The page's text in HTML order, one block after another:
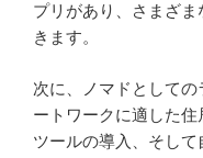
プリがあり、さまざ
きます。
次に、ノマドとして
ートワークに適した
ツールの導入、そし